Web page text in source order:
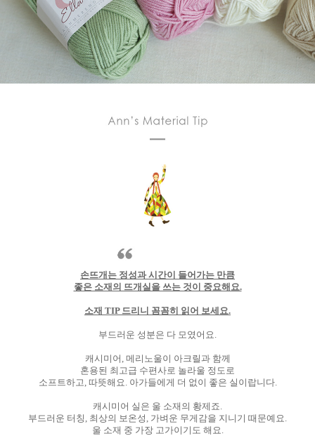
손뜨개는 정성과 시간이 들어가는 만큼
좋은 소재의 뜨개실을 쓰는 것이 중요해요.
소재 TIP 드리니 꼼꼼히 읽어 보세요.
부드러운 성분은 다 모였어요.
캐시미어, 메리노울이 아크릴과 함께
혼용된 최고급 수편사로 놀라울 정도로
소프트하고, 따뜻해요. 아가들에게 더 없이 좋은 실이랍니다.
캐시미어 실은 울 소재의 황제죠.
부드러운 터칭, 최상의 보온성, 가벼운 무게감을 지니기 때문예요.
울 소재 중 가장 고가이기도 해요.